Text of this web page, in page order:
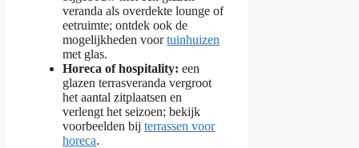
veranda als overdekte lounge of
eetruimte; ontdek ook de
mogelijkheden voortuinhuizen
met glas.
Horeca of hospitality: een
glazen terrasveranda vergroot
het aantal zitplaatsen en
verlengt het seizoen; bekijk
voorbeelden bij terrassen voor
horeca.